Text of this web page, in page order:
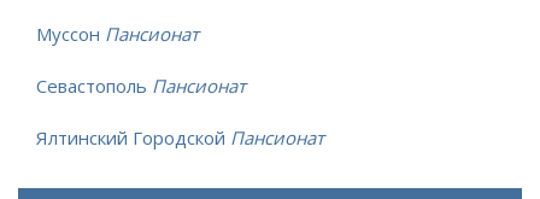
Муссон Пансионат
Севастополь Пансионат
Ялтинский Городской Пансионат